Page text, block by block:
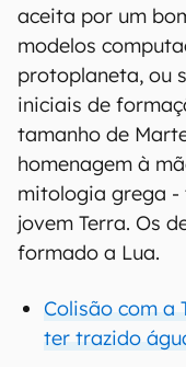
aceita por um
modelos
protoplaneta, ou
iniciais de
tamanho de
homenagem à
mitologia grega -
jovem Terra. Os
formado a Lua.
Colisão com a
ter trazido